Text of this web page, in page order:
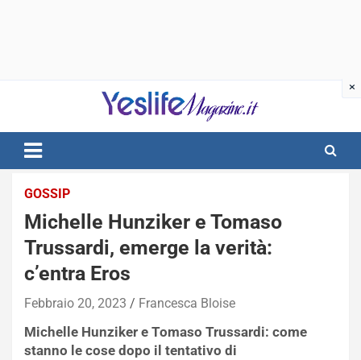
notizie di intrattenimento
GOSSIP
Michelle Hunziker e Tomaso
Trussardi, emerge la verità:
c’entra Eros
Febbraio 20, 2023 Francesca Bloise
Michelle Hunziker e Tomaso Trussardi: come
stanno le cose dopo il tentativo di